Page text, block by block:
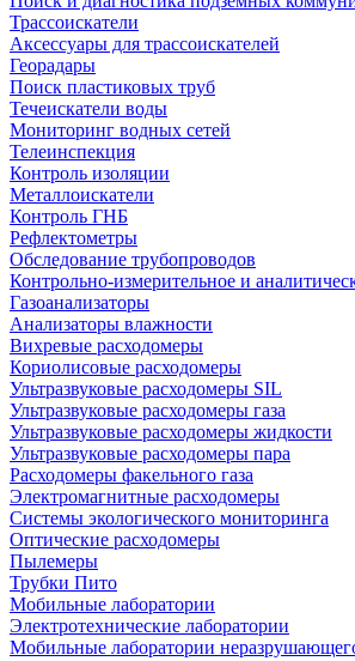
Трассоискатели
Аксессуары для трассоискателей
Георадары
Поиск пластиковых труб
Течеискатели воды
Мониторинг водных сетей
Телеинспекция
Контроль изоляции
Металлоискатели
Контроль ГНБ
Рефлектометры
Обследование трубопроводов
Контрольно-измерительное и
Газоанализаторы
Анализаторы влажности
Вихревые расходомеры
Кориолисовые расходомеры
Ультразвуковые расходомеры SIL
Ультразвуковые расходомеры газа
Ультразвуковые расходомеры жидкости
Ультразвуковые расходомеры пара
Расходомеры факельного газа
Электромагнитные расходомеры
Системы экологического мониторинга
Оптические расходомеры
Пылемеры
Трубки Пито
Мобильные лаборатории
Электротехнические лаборатории
Мобильные лаборатории